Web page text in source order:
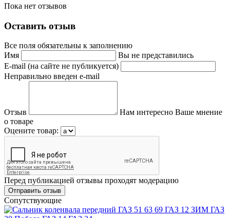
Пока нет отзывов
Оставить отзыв
Все поля обязательны к заполнению
Имя
Вы не представились
E-mail (на сайте не публикуется)
Неправильно введен e-mail
Отзыв
Нам интересно Ваше мнение
о товаре
Оцените товар:
Перед публикацией отзывы проходят модерацию
Cопутствующие